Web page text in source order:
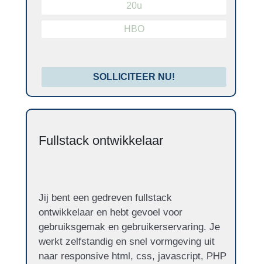
20u
HBO
SOLLICITEER NU!
Fullstack ontwikkelaar
Jij bent een gedreven fullstack
ontwikkelaar en hebt gevoel voor
gebruiksgemak en gebruikerservaring. Je
werkt zelfstandig en snel vormgeving uit
naar responsive html, css, javascript, PHP